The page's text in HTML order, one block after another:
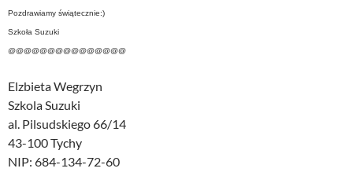
Pozdrawiamy świątecznie:)
Szkoła Suzuki
@@@@@@@@@@@@@@@
Elzbieta Wegrzyn
Szkola Suzuki
al. Pilsudskiego 66/14
43-100 Tychy
NIP: 684-134-72-60